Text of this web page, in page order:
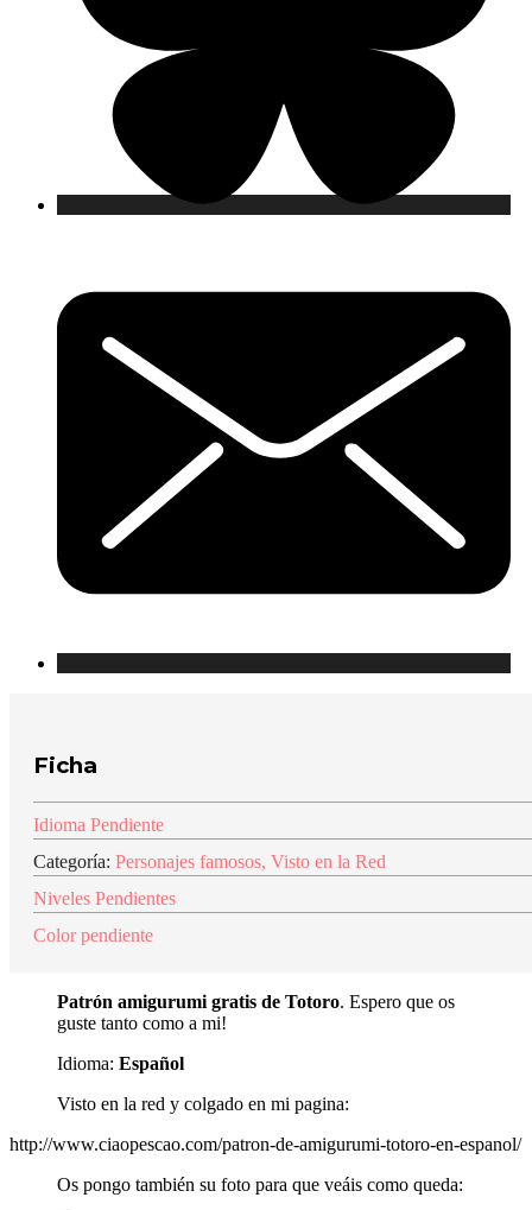
Ficha
Idioma Pendiente
Categoría: Personajes famosos, Visto en la Red
Niveles Pendientes
Color pendiente
Patrón amigurumi gratis de Totoro. Espero que os
guste tanto como a mi!
Idioma: Español
Visto en la red y colgado en mi pagina:
http://www.ciaopescao.com/patron-de-amigurumi-totoro-en-espanol/
Os pongo también su foto para que veáis como queda: